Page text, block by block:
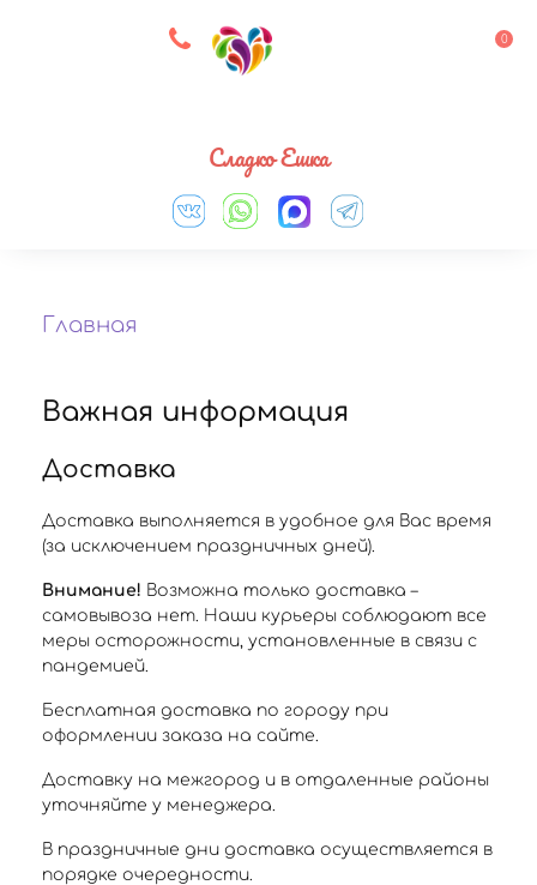
8 927 083 33 05 0
Сладко Ешка
Главная
Важная информация
Доставка
Доставка выполняется в удобное для Вас время
(за исключением праздничных дней).
Внимание! Возможна только доставка –
самовывоза нет. Наши курьеры соблюдают все
меры осторожности, установленные в связи с
пандемией.
Бесплатная доставка по городу при
оформлении заказа на сайте.
Доставку на межгород и в отдаленные районы
уточняйте у менеджера.
В праздничные дни доставка осуществляется в
порядке очередности.